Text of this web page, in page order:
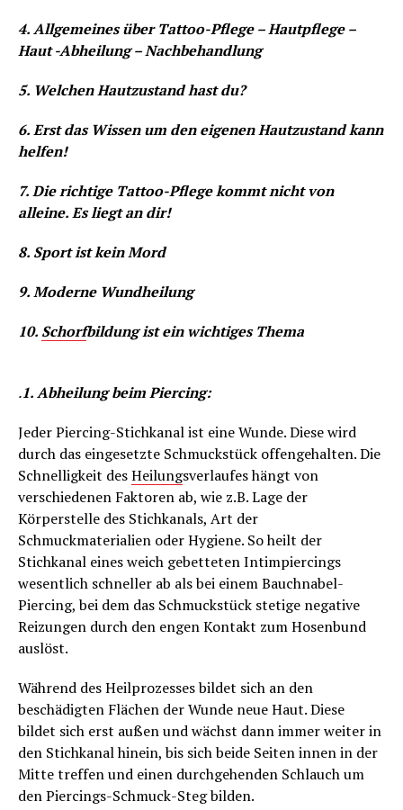
4. Allgemeines über Tattoo-Pflege – Hautpflege –
Haut -Abheilung – Nachbehandlung
5. Welchen Hautzustand hast du?
6. Erst das Wissen um den eigenen Hautzustand kann
helfen!
7. Die richtige Tattoo-Pflege kommt nicht von
alleine. Es liegt an dir!
8. Sport ist kein Mord
9. Moderne Wundheilung
10. Schorfbildung ist ein wichtiges Thema
.1. Abheilung beim Piercing:
Jeder Piercing-Stichkanal ist eine Wunde. Diese wird
durch das eingesetzte Schmuckstück offengehalten. Die
Schnelligkeit desHeilungsverlaufes hängt von
verschiedenen Faktoren ab, wie z.B. Lage der
Körperstelle des Stichkanals, Art der
Schmuckmaterialien oder Hygiene. So heilt der
Stichkanal eines weich gebetteten Intimpiercings
wesentlich schneller ab als bei einem Bauchnabel-
Piercing, bei dem das Schmuckstück stetige negative
Reizungen durch den engen Kontakt zum Hosenbund
auslöst.
Während des Heilprozesses bildet sich an den
beschädigten Flächen der Wunde neue Haut. Diese
bildet sich erst außen und wächst dann immer weiter in
den Stichkanal hinein, bis sich beide Seiten innen in der
Mitte treffen und einen durchgehenden Schlauch um
den Piercings-Schmuck-Steg bilden.